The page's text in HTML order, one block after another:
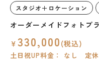
スタジオ＋ロケーション
オーダーメイドフォトプ
￥ 330,000 (税込)
土日祝UP料金： なし 定休